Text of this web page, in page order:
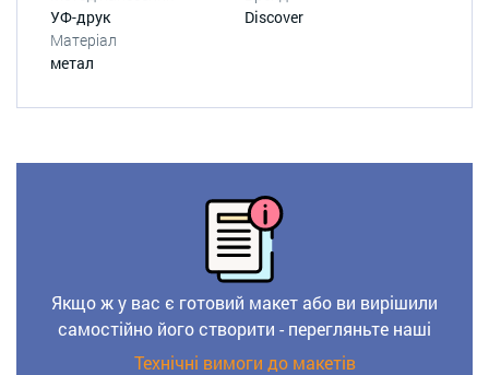
УФ-друк
Discover
Матеріал
метал
Якщо ж у вас є готовий макет або ви вирішили
самостійно його створити - перегляньте наші
Технічні вимоги до макетів